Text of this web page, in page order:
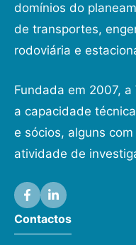
domínios do
de transportes,
rodoviária e
Fundada em 2007, a
a capacidade
e sócios, alguns
atividade de
Contactos